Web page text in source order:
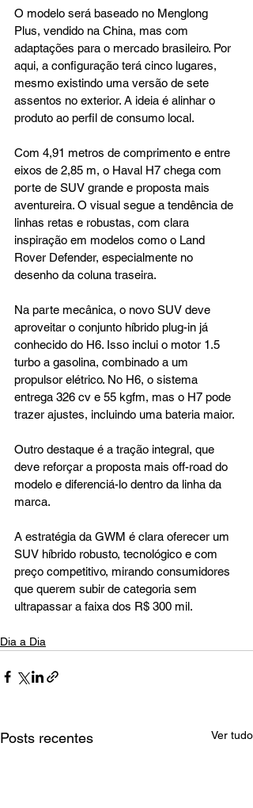
O modelo será baseado no Menglong
Plus, vendido na China, mas com
adaptações para o mercado brasileiro. Por
aqui, a configuração terá cinco lugares,
mesmo existindo uma versão de sete
assentos no exterior. A ideia é alinhar o
produto ao perfil de consumo local.
Com 4,91 metros de comprimento e entre
eixos de 2,85 m, o Haval H7 chega com
porte de SUV grande e proposta mais
aventureira. O visual segue a tendência de
linhas retas e robustas, com clara
inspiração em modelos como o Land
Rover Defender, especialmente no
desenho da coluna traseira.
Na parte mecânica, o novo SUV deve
aproveitar o conjunto híbrido plug-in já
conhecido do H6. Isso inclui o motor 1.5
turbo a gasolina, combinado a um
propulsor elétrico. No H6, o sistema
entrega 326 cv e 55 kgfm, mas o H7 pode
trazer ajustes, incluindo uma bateria maior.
Outro destaque é a tração integral, que
deve reforçar a proposta mais off-road do
modelo e diferenciá-lo dentro da linha da
marca.
A estratégia da GWM é clara oferecer um
SUV híbrido robusto, tecnológico e com
preço competitivo, mirando consumidores
que querem subir de categoria sem
ultrapassar a faixa dos R$ 300 mil.
Dia a Dia
Posts recentes Ver tudo